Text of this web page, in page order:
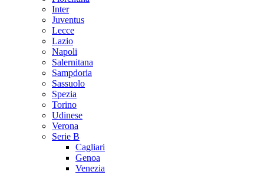
Inter
Juventus
Lecce
Lazio
Napoli
Salernitana
Sampdoria
Sassuolo
Spezia
Torino
Udinese
Verona
Serie B
Cagliari
Genoa
Venezia